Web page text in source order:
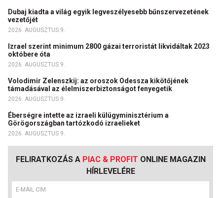
Dubaj kiadta a világ egyik legveszélyesebb bűnszervezetének
vezetőjét
2026. AUGUSZTUS 9.
Izrael szerint minimum 2800 gázai terroristát likvidáltak 2023
októbere óta
2026. AUGUSZTUS 9.
Volodimir Zelenszkij: az oroszok Odessza kikötőjének
támadásával az élelmiszerbiztonságot fenyegetik
2026. AUGUSZTUS 9.
Éberségre intette az izraeli külügyminisztérium a
Görögországban tartózkodó izraelieket
2026. AUGUSZTUS 9.
FELIRATKOZÁS A PIAC & PROFIT ONLINE MAGAZIN
HÍRLEVELÉRE